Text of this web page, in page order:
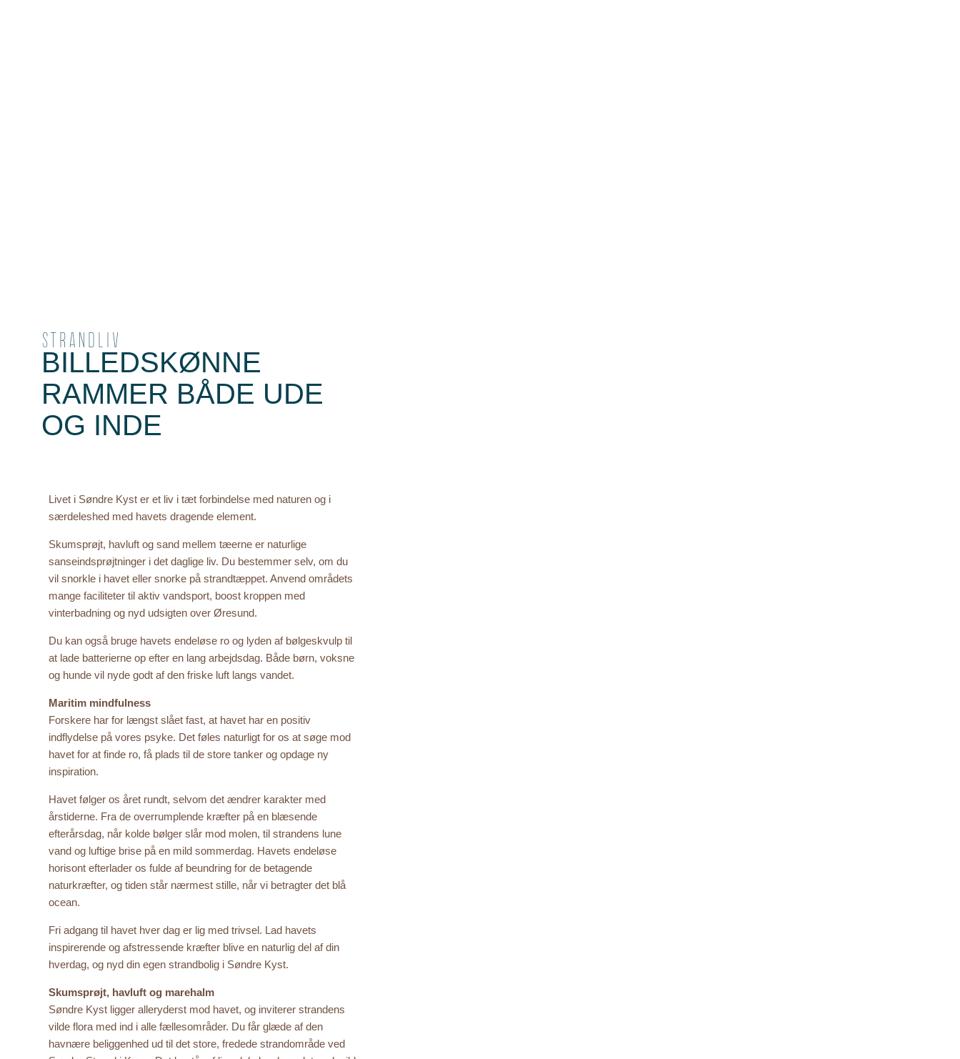
STRANDLIV
BILLEDSKØNNE
RAMMER BÅDE UDE
OG INDE
Livet i Søndre Kyst er et liv i tæt forbindelse med naturen og i
særdeleshed med havets dragende element.
Skumsprøjt, havluft og sand mellem tæerne er naturlige
sanseindsprøjtninger i det daglige liv. Du bestemmer selv, om du
vil snorkle i havet eller snorke på strandtæppet. Anvend områdets
mange faciliteter til aktiv vandsport, boost kroppen med
vinterbadning og nyd udsigten over Øresund.
Du kan også bruge havets endeløse ro og lyden af bølgeskvulp til
at lade batterierne op efter en lang arbejdsdag. Både børn, voksne
og hunde vil nyde godt af den friske luft langs vandet.
Maritim mindfulness
Forskere har for længst slået fast, at havet har en positiv
indflydelse på vores psyke. Det føles naturligt for os at søge mod
havet for at finde ro, få plads til de store tanker og opdage ny
inspiration.
Havet følger os året rundt, selvom det ændrer karakter med
årstiderne. Fra de overrumplende kræfter på en blæsende
efterårsdag, når kolde bølger slår mod molen, til strandens lune
vand og luftige brise på en mild sommerdag. Havets endeløse
horisont efterlader os fulde af beundring for de betagende
naturkræfter, og tiden står nærmest stille, når vi betragter det blå
ocean.
Fri adgang til havet hver dag er lig med trivsel. Lad havets
inspirerende og afstressende kræfter blive en naturlig del af din
hverdag, og nyd din egen strandbolig i Søndre Kyst.
Skumsprøjt, havluft og marehalm
Søndre Kyst ligger alleryderst mod havet, og inviterer strandens
vilde flora med ind i alle fællesområder. Du får glæde af den
havnære beliggenhed ud til det store, fredede strandområde ved